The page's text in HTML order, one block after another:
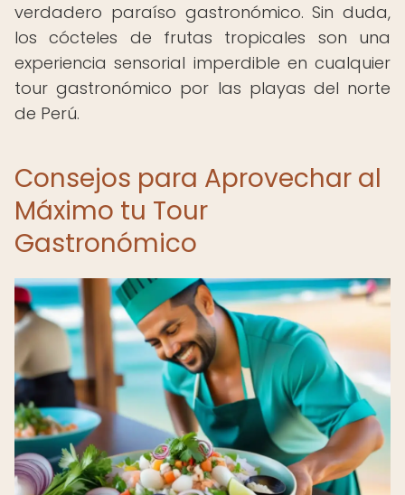
verdadero paraíso gastronómico. Sin duda,
los cócteles de frutas tropicales son una
experiencia sensorial imperdible en cualquier
tour gastronómico por las playas del norte
de Perú.
Consejos para Aprovechar al
Máximo tu Tour
Gastronómico